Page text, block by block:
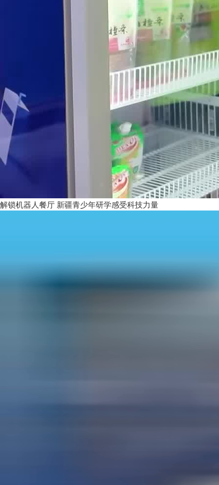
解锁机器人餐厅 新疆青少年研学感受科技力量